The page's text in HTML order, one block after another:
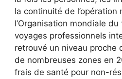
la continuité de l’opération
l’Organisation mondiale
voyages professionnels
retrouvé un niveau proche
de nombreuses zones en
frais de santé pour non-